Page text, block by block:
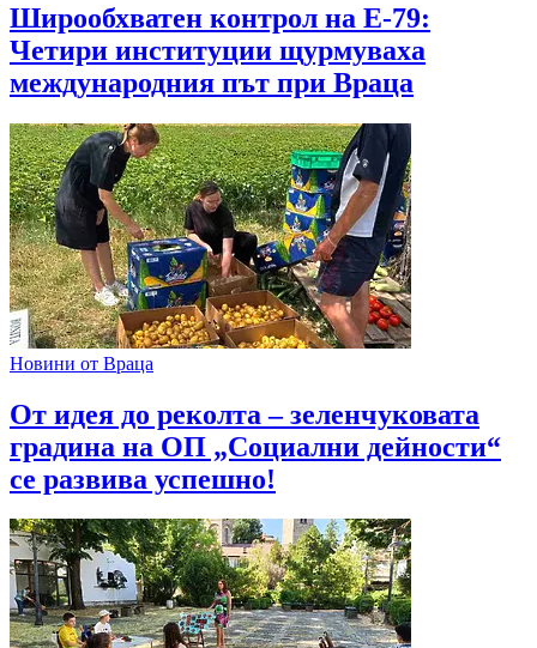
Широобхватен контрол на Е-79:
Четири институции щурмуваха
международния път при Враца
Новини от Враца
От идея до реколта – зеленчуковата
градина на ОП „Социални дейности“
се развива успешно!